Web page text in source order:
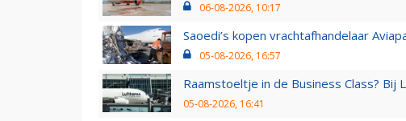
06-08-2026, 10:17
Saoedi’s kopen vrachtafhandelaar
05-08-2026, 16:57
Raamstoeltje in de Business Class?
05-08-2026, 16:41